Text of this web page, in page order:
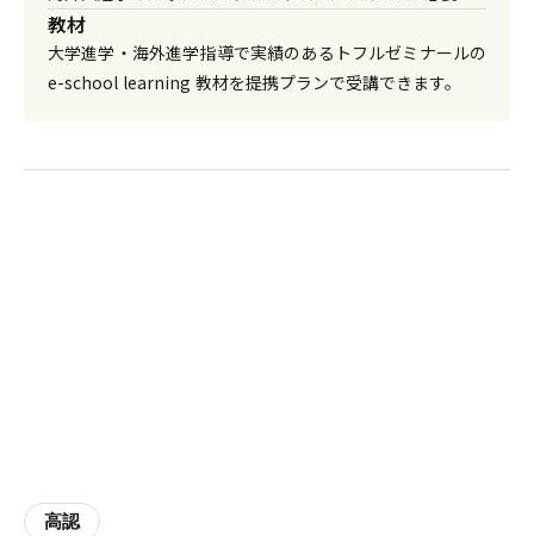
教材
大学進学・海外進学指導で実績のあるトフルゼミナールの
e-school learning 教材を提携プランで受講できます。
高認